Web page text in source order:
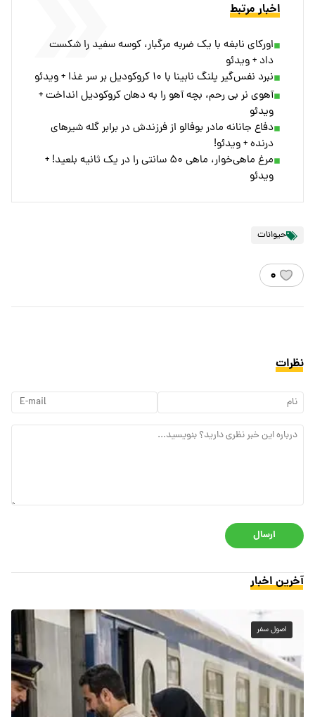
اخبار مرتبط
اورکای نابغه با یک ضربه مرگبار، کوسه سفید را شکست
داد + ویدئو
نبرد نفس‌گیر پلنگ نابینا با ۱۰ کروکودیل بر سر غذا + ویدئو
آهو‌ی نر بی رحم، بچه آهو را به دهان کروکودیل انداخت +
ویدئو
دفاع جانانه مادر بوفالو از فرزندش در برابر گله شیرهای
درنده + ویدئو!
مرغ ماهی‌خوار، ماهی ۵۰ سانتی را در یک ثانیه بلعید! +
ویدئو
حیوانات
۰
نظرات
ارسال
آخرین اخبار
اصول سفر